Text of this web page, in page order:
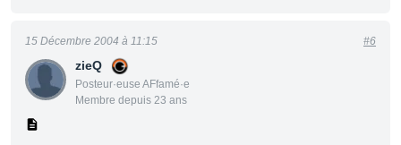
zieQ
Posteur·euse AFfamé·e
Membre depuis 23 ans
15 Décembre 2004 à 11:15 #6